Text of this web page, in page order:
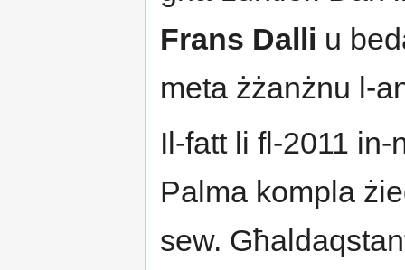
Frans Dalli u
meta żżanżnu l-
Il-fatt li fl-2011
Palma kompla
sew.